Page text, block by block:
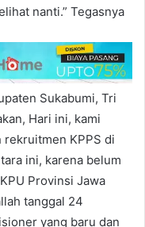
nanti.” Tegasnya
Sukabumi, Tri
Hari ini, kami
rekruitmen KPPS di
ini, karena belum
Provinsi Jawa
tanggal 24
yang baru dan